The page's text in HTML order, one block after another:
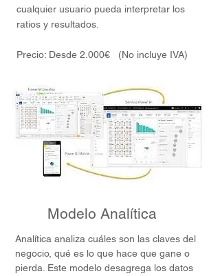
cualquier usuario pueda interpretar los
ratios y resultados.
Precio: Desde 2 .000€ (No incluye IVA)
Modelo Analítica
Analítica analiza cuáles son las claves del
negocio, qué es lo que hace que gane o
pierda. Este modelo desagrega los datos